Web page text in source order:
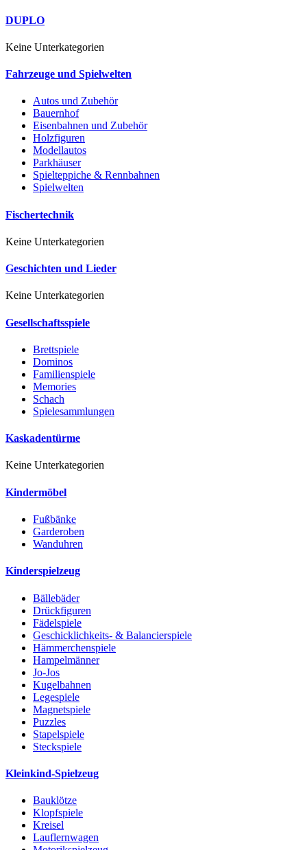
DUPLO
Keine Unterkategorien
Fahrzeuge und Spielwelten
Autos und Zubehör
Bauernhof
Eisenbahnen und Zubehör
Holzfiguren
Modellautos
Parkhäuser
Spielteppiche & Rennbahnen
Spielwelten
Fischertechnik
Keine Unterkategorien
Geschichten und Lieder
Keine Unterkategorien
Gesellschaftsspiele
Brettspiele
Dominos
Familienspiele
Memories
Schach
Spielesammlungen
Kaskadentürme
Keine Unterkategorien
Kindermöbel
Fußbänke
Garderoben
Wanduhren
Kinderspielzeug
Bällebäder
Drückfiguren
Fädelspiele
Geschicklichkeits- & Balancierspiele
Hämmerchenspiele
Hampelmänner
Jo-Jos
Kugelbahnen
Legespiele
Magnetspiele
Puzzles
Stapelspiele
Steckspiele
Kleinkind-Spielzeug
Bauklötze
Klopfspiele
Kreisel
Lauflernwagen